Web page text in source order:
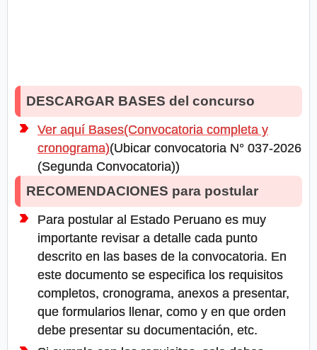
DESCARGAR BASES del concurso
Ver aquí Bases(Convocatoria completa y
cronograma)(Ubicar convocatoria N° 037-2026
(Segunda Convocatoria))
RECOMENDACIONES para postular
Para postular al Estado Peruano es muy
importante revisar a detalle cada punto
descrito en las bases de la convocatoria. En
este documento se especifica los requisitos
completos, cronograma, anexos a presentar,
que formularios llenar, como y en que orden
debe presentar su documentación, etc.